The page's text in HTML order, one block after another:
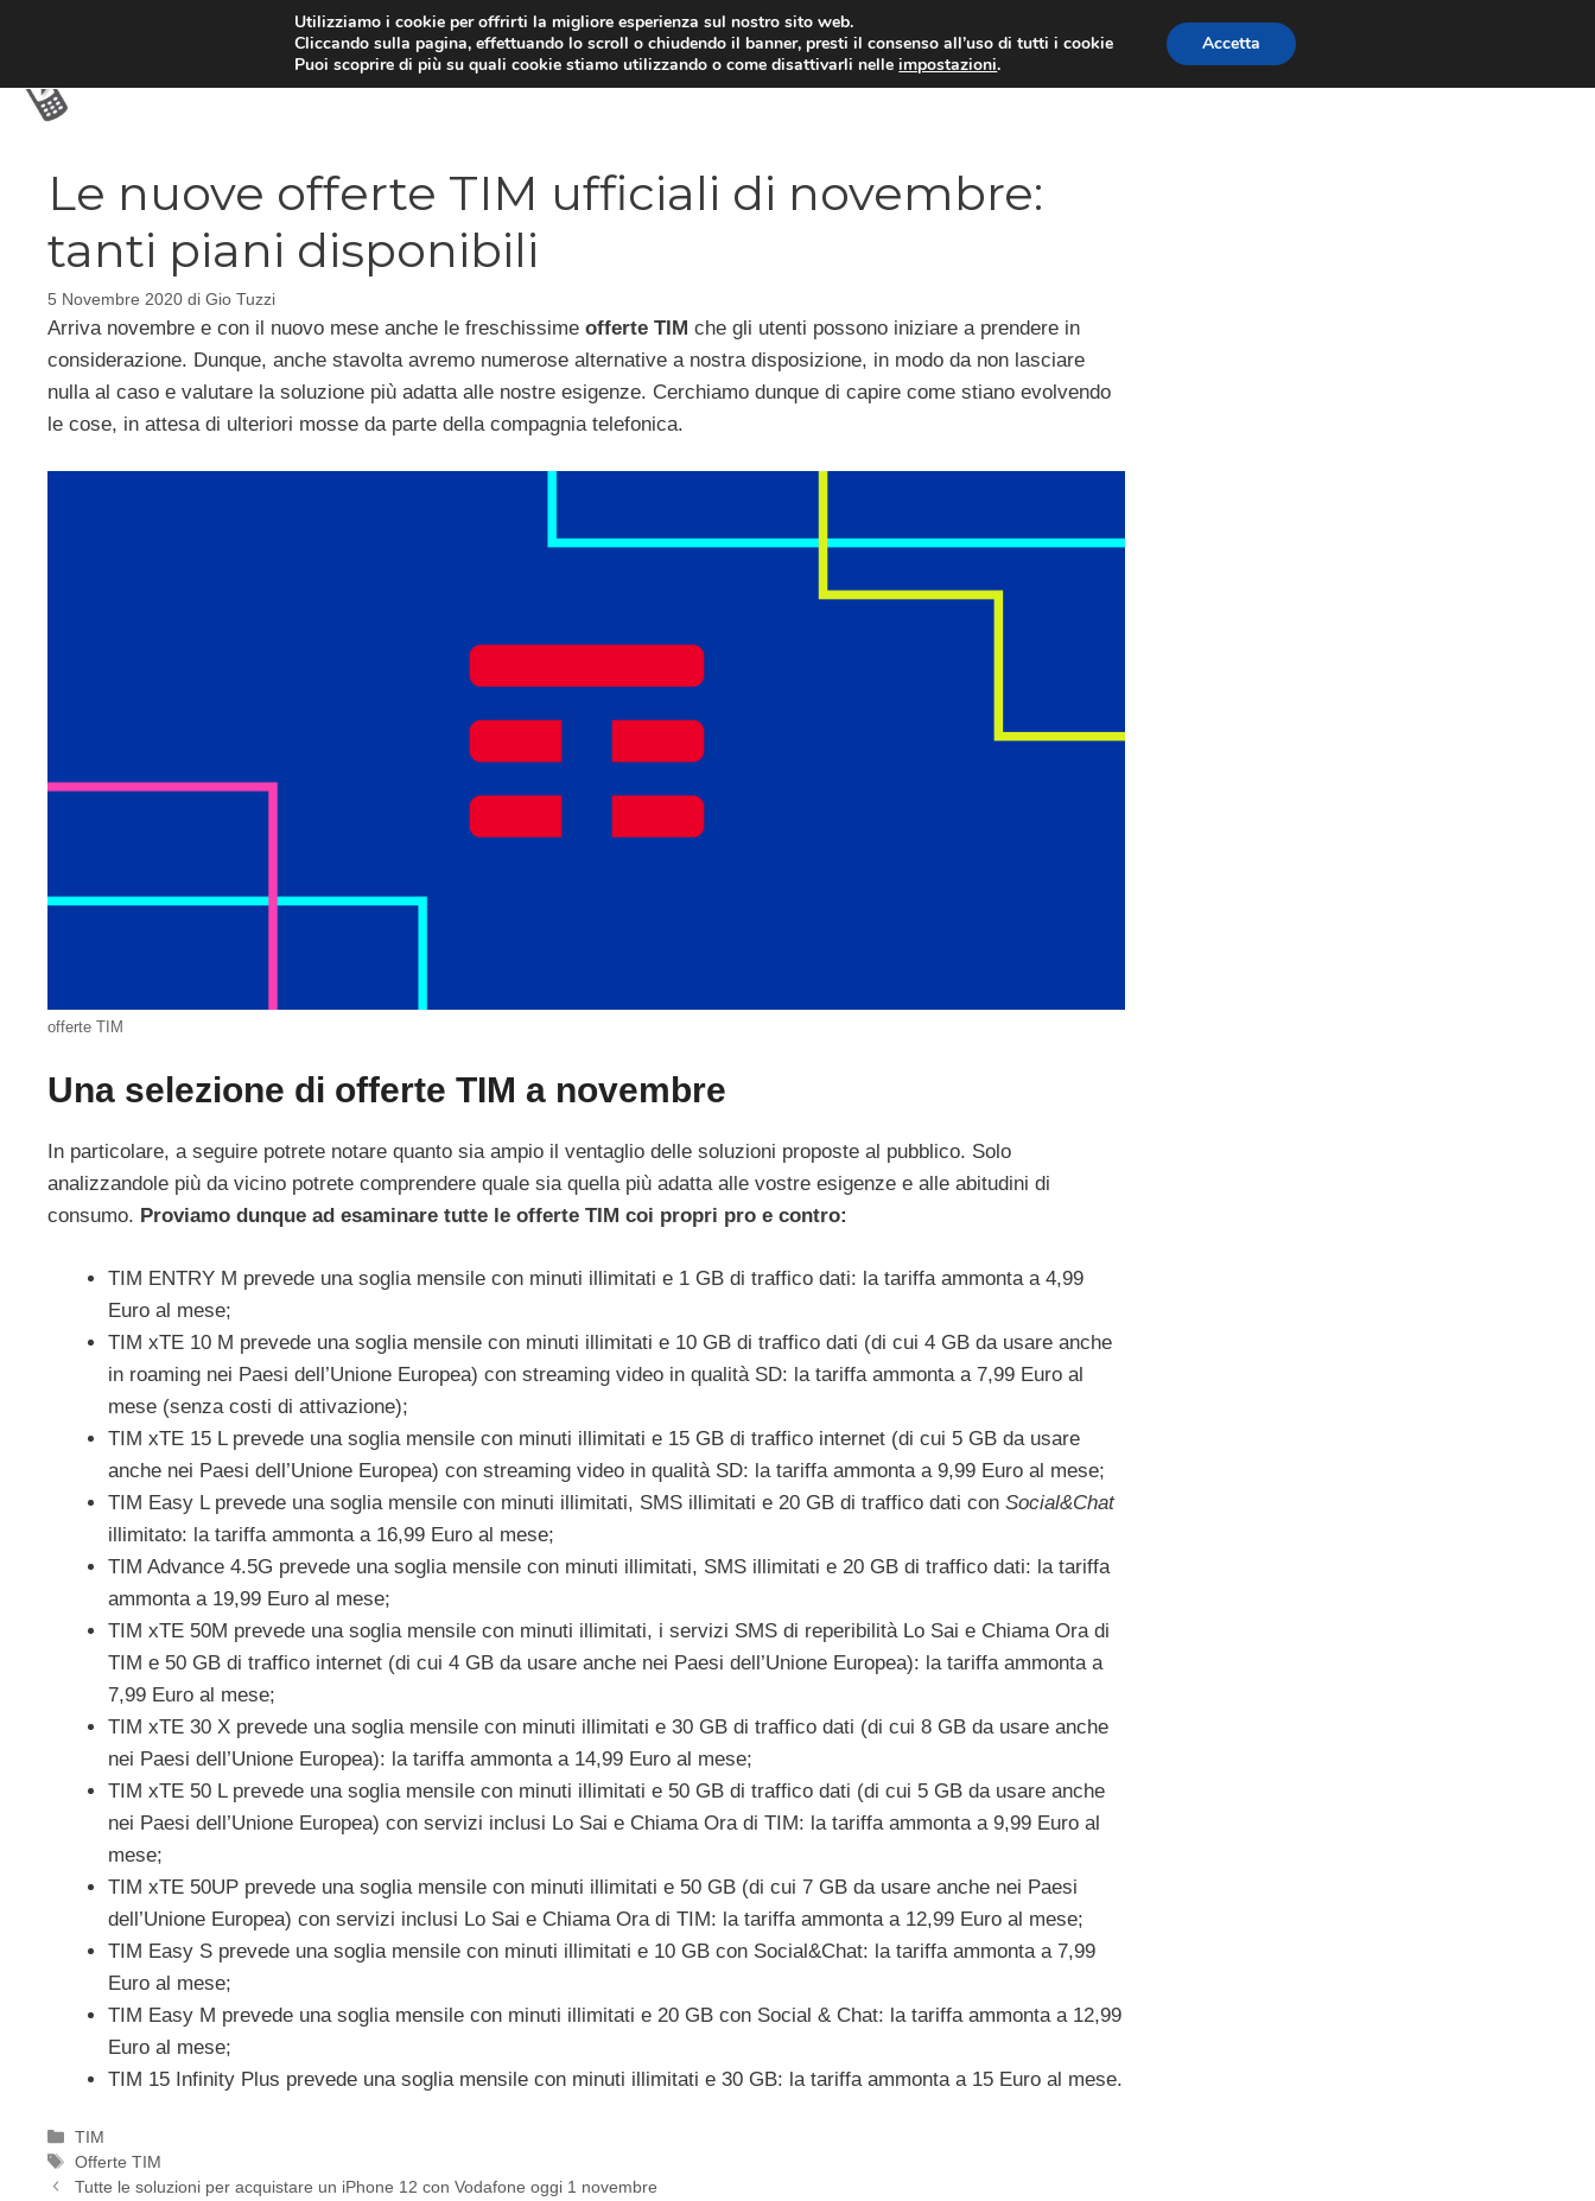
TARIFFE E PROMOZIONI
Le nuove offerte TIM ufficiali di novembre:
tanti piani disponibili
5 Novembre 2020 di Gio Tuzzi
Arriva novembre e con il nuovo mese anche le freschissime offerte TIM che gli utenti possono iniziare a prendere in
considerazione. Dunque, anche stavolta avremo numerose alternative a nostra disposizione, in modo da non lasciare
nulla al caso e valutare la soluzione più adatta alle nostre esigenze. Cerchiamo dunque di capire come stiano evolvendo
le cose, in attesa di ulteriori mosse da parte della compagnia telefonica.
offerte TIM
Una selezione di offerte TIM a novembre
In particolare, a seguire potrete notare quanto sia ampio il ventaglio delle soluzioni proposte al pubblico. Solo
analizzandole più da vicino potrete comprendere quale sia quella più adatta alle vostre esigenze e alle abitudini di
consumo. Proviamo dunque ad esaminare tutte le offerte TIM coi propri pro e contro:
TIM ENTRY M prevede una soglia mensile con minuti illimitati e 1 GB di traffico dati: la tariffa ammonta a 4,99
Euro al mese;
TIM xTE 10 M prevede una soglia mensile con minuti illimitati e 10 GB di traffico dati (di cui 4 GB da usare anche
in roaming nei Paesi dell’Unione Europea) con streaming video in qualità SD: la tariffa ammonta a 7,99 Euro al
mese (senza costi di attivazione);
TIM xTE 15 L prevede una soglia mensile con minuti illimitati e 15 GB di traffico internet (di cui 5 GB da usare
anche nei Paesi dell’Unione Europea) con streaming video in qualità SD: la tariffa ammonta a 9,99 Euro al mese;
TIM Easy L prevede una soglia mensile con minuti illimitati, SMS illimitati e 20 GB di traffico dati con Social&Chat
illimitato: la tariffa ammonta a 16,99 Euro al mese;
TIM Advance 4.5G prevede una soglia mensile con minuti illimitati, SMS illimitati e 20 GB di traffico dati: la tariffa
ammonta a 19,99 Euro al mese;
TIM xTE 50M prevede una soglia mensile con minuti illimitati, i servizi SMS di reperibilità Lo Sai e Chiama Ora di
TIM e 50 GB di traffico internet (di cui 4 GB da usare anche nei Paesi dell’Unione Europea): la tariffa ammonta a
7,99 Euro al mese;
TIM xTE 30 X prevede una soglia mensile con minuti illimitati e 30 GB di traffico dati (di cui 8 GB da usare anche
nei Paesi dell’Unione Europea): la tariffa ammonta a 14,99 Euro al mese;
TIM xTE 50 L prevede una soglia mensile con minuti illimitati e 50 GB di traffico dati (di cui 5 GB da usare anche
nei Paesi dell’Unione Europea) con servizi inclusi Lo Sai e Chiama Ora di TIM: la tariffa ammonta a 9,99 Euro al
mese;
TIM xTE 50UP prevede una soglia mensile con minuti illimitati e 50 GB (di cui 7 GB da usare anche nei Paesi
dell’Unione Europea) con servizi inclusi Lo Sai e Chiama Ora di TIM: la tariffa ammonta a 12,99 Euro al mese;
TIM Easy S prevede una soglia mensile con minuti illimitati e 10 GB con Social&Chat: la tariffa ammonta a 7,99
Euro al mese;
TIM Easy M prevede una soglia mensile con minuti illimitati e 20 GB con Social & Chat: la tariffa ammonta a 12,99
Euro al mese;
TIM 15 Infinity Plus prevede una soglia mensile con minuti illimitati e 30 GB: la tariffa ammonta a 15 Euro al mese.
Categorie
TIM
Tag
Offerte TIM
Tutte le soluzioni per acquistare un iPhone 12 con Vodafone oggi 1 novembre
Utilizziamo i cookie per offrirti la migliore esperienza sul nostro sito web.
Cliccando sulla pagina, effettuando lo scroll o chiudendo il banner, presti il consenso all’uso di tutti i cookie
Puoi scoprire di più su quali cookie stiamo utilizzando o come disattivarli nelleimpostazioni.
Accetta